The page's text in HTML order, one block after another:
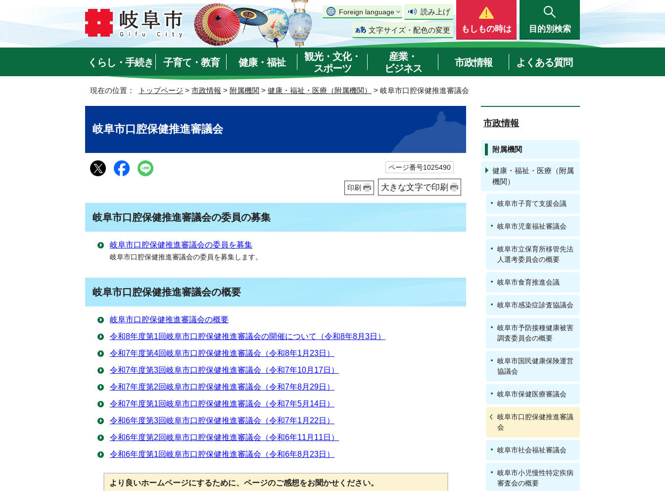
Foreign language 読み上げ
文字サイズ・配色の変更 もしもの時は 目的別検索
くらし・手続き 子育て・教育 健康・福祉
観光・文化・
スポーツ
産業・
ビジネス
市政情報 よくある質問
現在の位置： トップページ > 市政情報 > 附属機関 > 健康・福祉・医療（附属機関） > 岐阜市口腔保健推進審議会
岐阜市口腔保健推進審議会
ページ番号1025490
印刷 大きな文字で印刷
岐阜市口腔保健推進審議会の委員の募集
岐阜市口腔保健推進審議会の委員を募集
岐阜市口腔保健推進審議会の委員を募集します。
岐阜市口腔保健推進審議会の概要
岐阜市口腔保健推進審議会の概要
令和8年度第1回岐阜市口腔保健推進審議会の開催について（令和8年8月3日）
令和7年度第4回岐阜市口腔保健推進審議会（令和8年1月23日）
令和7年度第3回岐阜市口腔保健推進審議会（令和7年10月17日）
令和7年度第2回岐阜市口腔保健推進審議会（令和7年8月29日）
令和7年度第1回岐阜市口腔保健推進審議会（令和7年5月14日）
令和6年度第3回岐阜市口腔保健推進審議会（令和7年1月22日）
令和6年度第2回岐阜市口腔保健推進審議会（令和6年11月11日）
令和6年度第1回岐阜市口腔保健推進審議会（令和6年8月23日）
より良いホームページにするために、ページのご感想をお聞かせください。
市政情報
附属機関
健康・福祉・医療（附属
機関）
岐阜市子育て支援会議
岐阜市児童福祉審議会
岐阜市立保育所移管先法
人選考委員会の概要
岐阜市食育推進会議
岐阜市感染症診査協議会
岐阜市予防接種健康被害
調査委員会の概要
岐阜市国民健康保険運営
協議会
岐阜市保健医療審議会
岐阜市口腔保健推進審議
会
岐阜市社会福祉審議会
岐阜市小児慢性特定疾病
審査会の概要